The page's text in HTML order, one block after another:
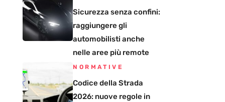
Sicurezza senza confini:
raggiungere gli
automobilisti anche
nelle aree più remote
NORMATIVE
Codice della Strada
2026: nuove regole in